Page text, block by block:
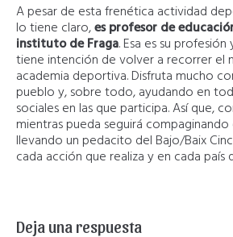
A pesar de esta frenética actividad
lo tiene claro,es profesor de
instituto de Fraga. Esa es su
tiene intención de volver a recorrer el
academia deportiva. Disfruta mucho
pueblo y, sobre todo, ayudando en
sociales en las que participa. Así que,
mientras pueda seguirá
llevando un pedacito del Bajo/Baix
cada acción que realiza y en cada país
Deja una respuesta